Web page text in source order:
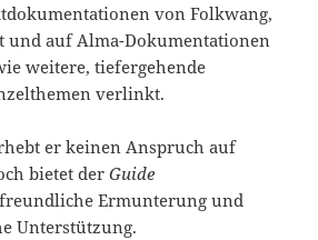
von Folkwang,
und auf Alma-Dokumentationen
weitere, tiefergehende
verlinkt.
er keinen Anspruch auf
bietet derGuide
Ermunterung und
Unterstützung.